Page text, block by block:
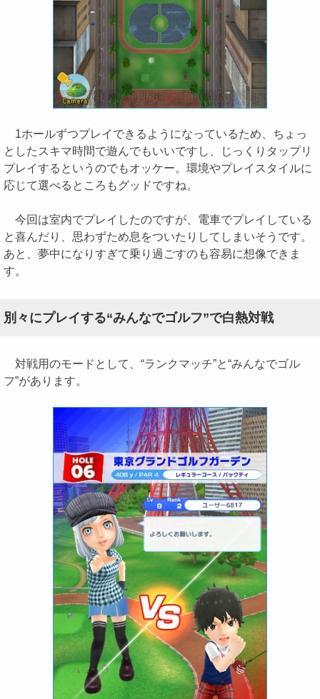
1ホールずつプレイできるようになっているため、ちょっ
としたスキマ時間で遊んでもいいですし、じっくりタップリ
プレイするというのでもオッケー。環境やプレイスタイルに
応じて選べるところもグッドですね。
今回は室内でプレイしたのですが、電車でプレイしている
と喜んだり、思わずため息をついたりしてしまいそうです。
あと、夢中になりすぎて乗り過ごすのも容易に想像できま
す。
別々にプレイする“みんなでゴルフ”で白熱対戦
対戦用のモードとして、“ランクマッチ”と“みんなでゴル
フ”があります。